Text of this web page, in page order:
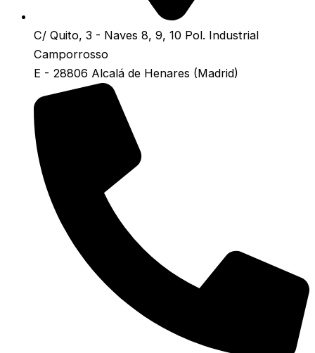
C/ Quito, 3 - Naves 8, 9, 10 Pol. Industrial
Camporrosso
E - 28806 Alcalá de Henares (Madrid)